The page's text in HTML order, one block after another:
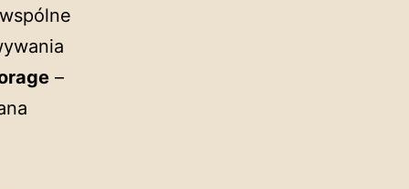
–